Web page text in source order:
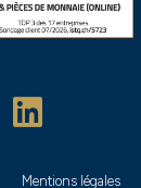
Mentions légales